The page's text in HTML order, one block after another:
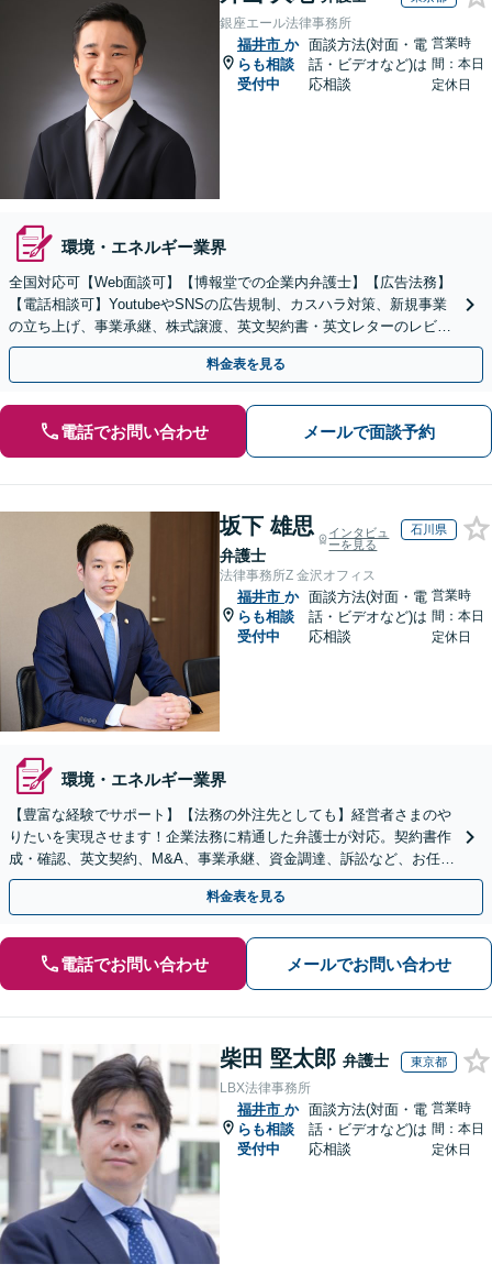
銀座エール法律事務所
福井市 か
らも相談
受付中
面談方法(対面・電
話・ビデオなど)は
応相談
営業時
間：本日
定休日
環境・エネルギー業界
全国対応可【Web面談可】【博報堂での企業内弁護士】【広告法務】
【電話相談可】YoutubeやSNSの広告規制、カスハラ対策、新規事業
の立ち上げ、事業承継、株式譲渡、英文契約書・英文レターのレビュ
ー・ドラフトなどに対応。
料金表を見る
電話でお問い合わせ メールで面談予約
坂下 雄思
弁護士
インタビュ
ーを見る
石川県
法律事務所Z 金沢オフィス
福井市 か
らも相談
受付中
面談方法(対面・電
話・ビデオなど)は
応相談
営業時
間：本日
定休日
環境・エネルギー業界
【豊富な経験でサポート】【法務の外注先としても】経営者さまのや
りたいを実現させます！企業法務に精通した弁護士が対応。契約書作
成・確認、英文契約、M&A、事業承継、資金調達、訴訟など、お任せ
ください【複数の顧問契約プランあり】【英語対応】
料金表を見る
電話でお問い合わせ メールでお問い合わせ
柴田 堅太郎 弁護士 東京都
LBX法律事務所
福井市 か
らも相談
受付中
面談方法(対面・電
話・ビデオなど)は
応相談
営業時
間：本日
定休日